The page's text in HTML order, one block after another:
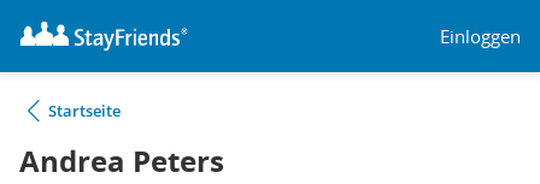
Einloggen
Startseite
Andrea Peters